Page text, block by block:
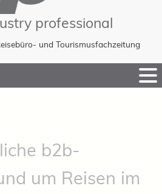
professional
und Tourismusfachzeitung
b2b-
um Reisen im